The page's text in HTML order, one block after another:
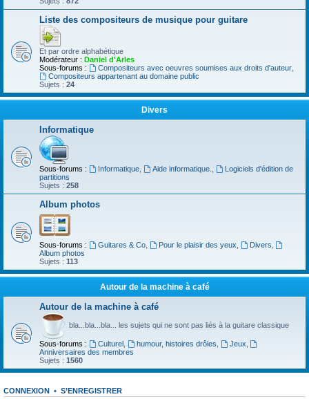
Liste des compositeurs de musique pour guitare
Et par ordre alphabétique
Modérateur : Daniel d'Arles
Sous-forums :
Compositeurs avec oeuvres soumises aux droits d'auteur,
Compositeurs appartenant au domaine public
Sujets : 24
Divers
Informatique
Sous-forums : Informatique, Aide informatique.
Logiciels d'édition de
partitions
Sujets : 258
Album photos
Sous-forums : Guitares & Co, Pour le plaisir des yeux Divers
Album photos
Sujets : 113
Autour de la machine à café
Autour de la machine à café
bla...bla...bla... les sujets qui ne sont pas liés à la guitare classique
Sous-forums : Culturel, humour, histoires drôles Jeux
Anniversaires des membres
Sujets : 1560
CONNEXION • S’ENREGISTRER